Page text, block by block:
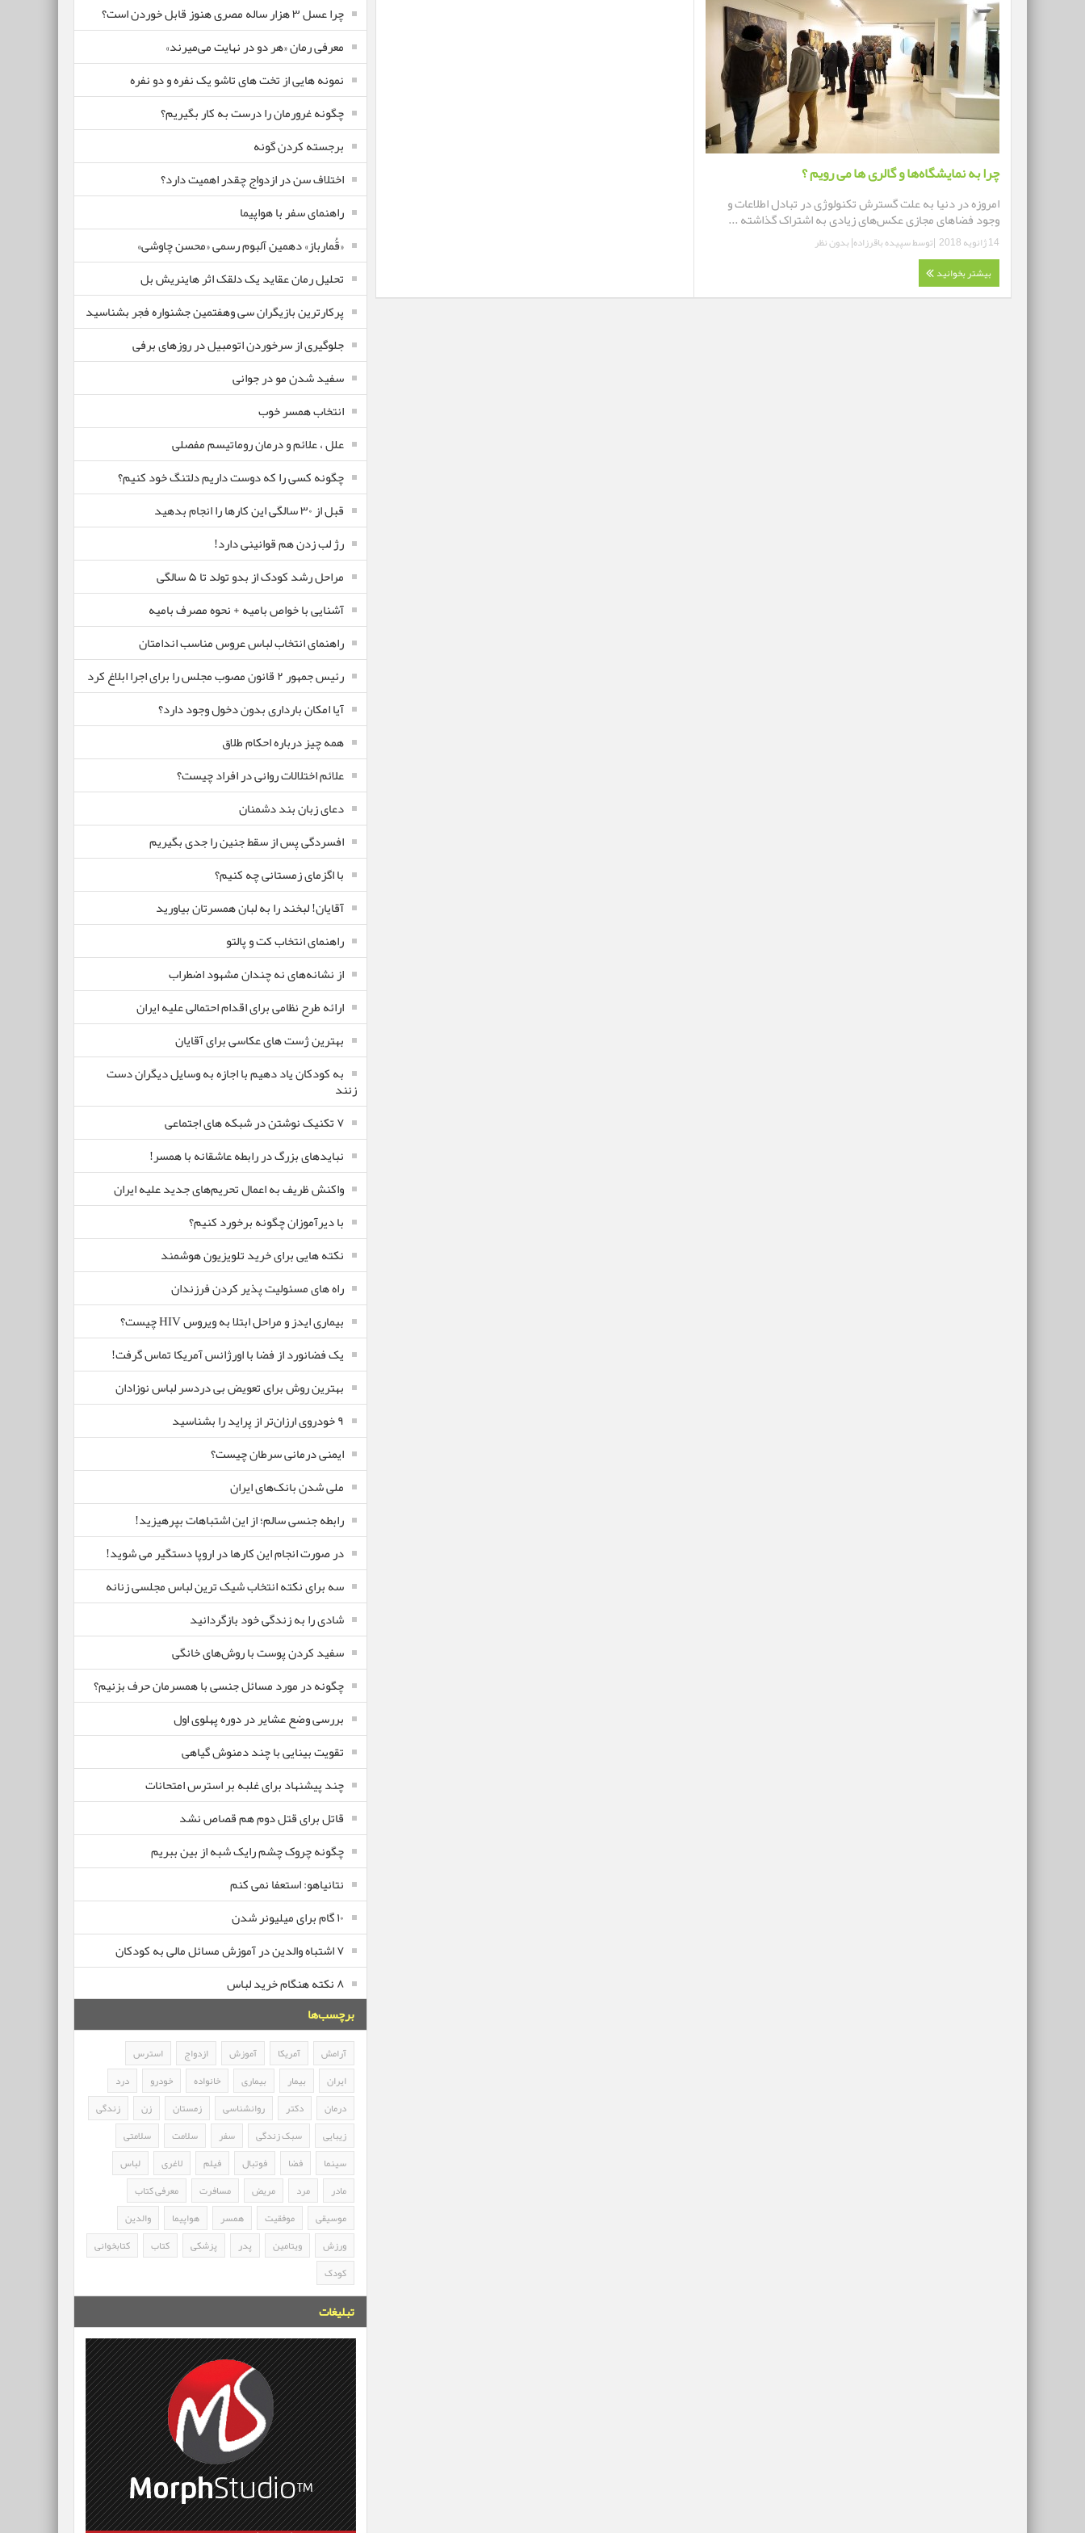
چرا به نمایشگاه‌ها و گالری ها می رویم ؟
امروزه در دنیا به علت گسترش تکنولوژی در تبادل اطلاعات و
وجود فضاهای مجازی عکس‌های زیادی به اشتراک گذاشته ...
14 ژانویه 2018 |توسطسپیده باقرزاده|بدون نظر
بیشتر بخوانید
چرا عسل ۳ هزار ساله‌ مصری هنوز قابل خوردن است؟
معرفی رمان «هر دو در نهایت می‌میرند»
نمونه هایی از تخت های تاشو یک نفره و دو نفره
چگونه غرورمان را درست به کار بگیریم؟
برجسته کردن گونه
اختلاف سن در ازدواج چقدر اهمیت دارد؟
راهنمای سفر با هواپیما
«قُمارباز» دهمین آلبوم رسمی «محسن چاوشی»
تحلیل رمان عقاید یک دلقک اثر هاینریش بل
پرکارترین بازیگران سی وهفتمین جشنواره فجر بشناسید
جلوگیری از سرخوردن اتومبیل در روزهای برفی
سفید شدن مو در جوانی
انتخاب همسر خوب
علل ، علائم و درمان روماتیسم مفصلی
چگونه کسی را که دوست داریم دلتنگ خود کنیم؟
قبل از ۳۰ سالگی این کارها را انجام بدهید
رژ لب زدن هم قوانینی دارد!
مراحل رشد کودک از بدو تولد تا ۵ سالگی
آشنایی با خواص بامیه + نحوه مصرف بامیه
راهنمای انتخاب لباس عروس مناسب اندامتان
رئیس جمهور ۲ قانون مصوب مجلس را برای اجرا ابلاغ کرد
آیا امکان بارداری بدون دخول وجود دارد؟
همه چیز درباره احکام طلاق
علائم اختلالات روانی در افراد چیست؟
دعای زبان بند دشمنان
افسردگی پس از سقط جنین را جدی بگیریم
با اگزمای زمستانی چه کنیم؟
آقایان! لبخند را به لبان همسرتان بیاورید
راهنمای انتخاب کت و پالتو
از نشانه‌های نه چندان مشهود اضطراب
ارائه طرح نظامی برای اقدام احتمالی علیه ایران
بهترین ژست های عکاسی برای آقایان
به کودکان یاد دهیم با اجازه به وسایل دیگران دست
زنند
۷ تکنیک نوشتن در شبکه های اجتماعی
نبایدهای بزرگ در رابطه عاشقانه با همسر!
واکنش ظریف به اعمال تحریم‌های جدید علیه ایران
با دیرآموزان چگونه برخورد کنیم؟
نکته هایی برای خرید تلویزیون هوشمند
راه های مسئولیت پذیر کردن فرزندان
بیماری ایدز و مراحل ابتلا به ویروس HIV چیست؟
یک فضانورد از فضا با اورژانس آمریکا تماس گرفت!
بهترین روش برای تعویض بی دردسر لباس نوزادان
٩ خودروی ارزان‌تر از پراید را بشناسید
ایمنی درمانی سرطان چیست؟
ملی شدن بانک‌های ایران
رابطه جنسی سالم؛ از این اشتباهات بپرهیزید!
در صورت انجام این کارها در اروپا دستگیر می شوید!
سه برای نکته انتخاب شیک ترین لباس مجلسی زنانه
شادی را به زندگی خود بازگردانید
سفید کردن پوست با روش‌های خانگی
چگونه در مورد مسائل جنسی با همسرمان حرف بزنیم؟
بررسی وضع عشایر در دوره پهلوی اول
تقویت بینایی با چند دمنوش گیاهی
چند پیشنهاد برای غلبه بر استرس امتحانات
قاتل برای قتل دوم هم قصاص نشد
چگونه چروک چشم رایک شبه از بین ببریم
نتانیاهو: استعفا نمی کنم
۱۰ گام برای میلیونر شدن
۷ اشتباه والدین در آموزش مسائل مالی به کودکان
۸ نکته هنگام خرید لباس
برچسب‌ها
آرامش آمریکا آموزش ازدواج
استرس
ایران
بیمار بیماری خانواده خودرو
درد
درمان
دکتر روانشناسی زمستان زن
زندگی
زیبایی
سبک زندگی سفر سلامت
سلامتی
سینما
فضا فوتبال فیلم لاغری
لباس
مادر
مرد مریض مسافرت
معرفی کتاب
موسیقی
موفقیت همسر هواپیما
والدین
ورزش
ویتامین پدر پزشکی کتاب
کتابخوانی
کودک
تبلیغات